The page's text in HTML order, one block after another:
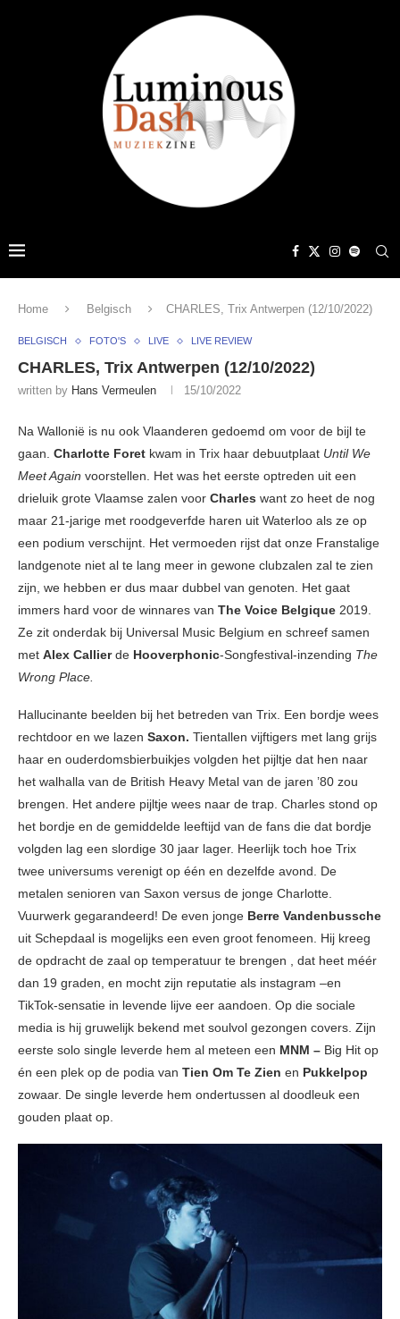
Home Belgisch CHARLES, Trix Antwerpen (12/10/2022)
BELGISCH FOTO'S LIVE LIVE REVIEW
CHARLES, Trix Antwerpen (12/10/2022)
written by Hans Vermeulen 15/10/2022
Na Wallonië is nu ook Vlaanderen gedoemd om voor de bijl te
gaan. Charlotte Foret kwam in Trix haar debuutplaat Until We
Meet Again voorstellen. Het was het eerste optreden uit een
drieluik grote Vlaamse zalen voor Charles want zo heet de nog
maar 21-jarige met roodgeverfde haren uit Waterloo als ze op
een podium verschijnt. Het vermoeden rijst dat onze Franstalige
landgenote niet al te lang meer in gewone clubzalen zal te zien
zijn, we hebben er dus maar dubbel van genoten. Het gaat
immers hard voor de winnares van The Voice Belgique 2019.
Ze zit onderdak bij Universal Music Belgium en schreef samen
met Alex Callierde Hooverphonic-Songfestival-inzending The
Wrong Place.
Hallucinante beelden bij het betreden van Trix. Een bordje wees
rechtdoor en we lazen Saxon. Tientallen vijftigers met lang grijs
haar en ouderdomsbierbuikjes volgden het pijltje dat hen naar
het walhalla van de British Heavy Metal van de jaren ’80 zou
brengen. Het andere pijltje wees naar de trap. Charles stond op
het bordje en de gemiddelde leeftijd van de fans die dat bordje
volgden lag een slordige 30 jaar lager. Heerlijk toch hoe Trix
twee universums verenigt op één en dezelfde avond. De
metalen senioren van Saxon versus de jonge Charlotte.
Vuurwerk gegarandeerd! De even jonge Berre Vandenbussche
uit Schepdaal is mogelijks een even groot fenomeen. Hij kreeg
de opdracht de zaal op temperatuur te brengen , dat heet méér
dan 19 graden, en mocht zijn reputatie als instagram –en
TikTok-sensatie in levende lijve eer aandoen. Op die sociale
media is hij gruwelijk bekend met soulvol gezongen covers. Zijn
eerste solo single leverde hem al meteen een MNM – Big Hit op
én een plek op de podia van Tien Om Te Zien en Pukkelpop
zowaar. De single leverde hem ondertussen al doodleuk een
gouden plaat op.